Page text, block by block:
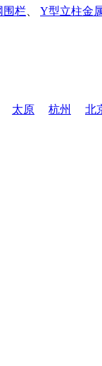
围栏
Y型立柱金
太原 杭州 北